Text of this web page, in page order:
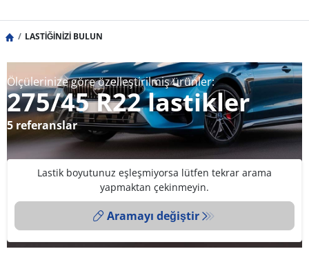
LASTİĞİNİZİ BULUN
Ölçülerinize göre özelleştirilmiş ürünler:
275/45 R22 lastikler
5 referanslar
Lastik boyutunuz eşleşmiyorsa lütfen tekrar arama
yapmaktan çekinmeyin.
Aramayı değiştir